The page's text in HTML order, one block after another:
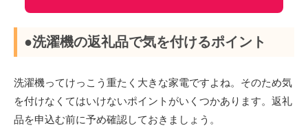
●洗濯機の返礼品で気を付けるポイント
洗濯機ってけっこう重たく大きな家電ですよね。そのため気
を付けなくてはいけないポイントがいくつかあります。返礼
品を申込む前に予め確認しておきましょう。